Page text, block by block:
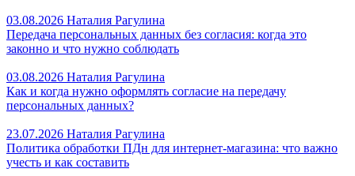
03.08.2026 Наталия Рагулина
Передача персональных данных без согласия: когда это
законно и что нужно соблюдать
03.08.2026 Наталия Рагулина
Как и когда нужно оформлять согласие на передачу
персональных данных?
23.07.2026 Наталия Рагулина
Политика обработки ПДн для интернет-магазина: что важно
учесть и как составить